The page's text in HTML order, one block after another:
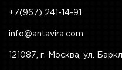
+7(967) 241-14-91
info@antavira.com
121087, г. Москва, ул.